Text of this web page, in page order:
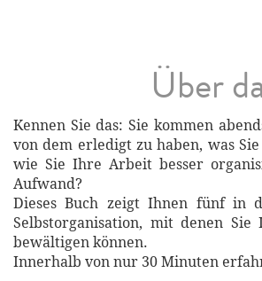
Über
Kennen Sie das: Sie kommen
von dem erledigt zu haben, was
wie Sie Ihre Arbeit besser
Aufwand?
Dieses Buch zeigt Ihnen fünf in
Selbstorganisation, mit denen
bewältigen können.
Innerhalb von nur 30 Minuten